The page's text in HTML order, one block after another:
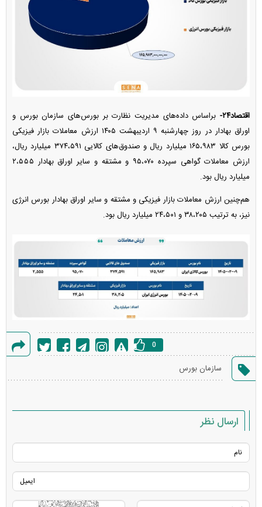
اقتصاد۲۴-
براساس داده‌های مدیریت نظارت بر بورس‌های سازمان بورس و
اوراق بهادار در روز چهارشنبه ۹ اردیبهشت ۱۴۰۵ ارزش معاملات بازار فیزیکی
بورس کالا ۱۶۵،۹۸۳ میلیارد ریال و صندوق‌های کالایی ۳۷۴،۵۹۱ میلیارد ریال،
ارزش معاملات گواهی سپرده ۹۵،۰۷۰ و مشتقه و سایر اوراق بهادار ۲،۵۵۵
میلیارد ریال بود.
هم‌چنین ارزش معاملات بازار فیزیکی و مشتقه و سایر اوراق بهادار بورس انرژی
نیز، به ترتیب ۳۸،۲۰۵ و ۲۴،۵۰۱ میلیارد ریال بود.
خطا
0
سازمان بورس
ارسال نظر